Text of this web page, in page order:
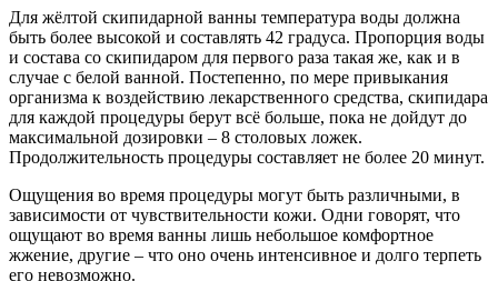
Для жёлтой скипидарной ванны температура воды должна
быть более высокой и составлять 42 градуса. Пропорция воды
и состава со скипидаром для первого раза такая же, как и в
случае с белой ванной. Постепенно, по мере привыкания
организма к воздействию лекарственного средства, скипидара
для каждой процедуры берут всё больше, пока не дойдут до
максимальной дозировки – 8 столовых ложек.
Продолжительность процедуры составляет не более 20 минут.
Ощущения во время процедуры могут быть различными, в
зависимости от чувствительности кожи. Одни говорят, что
ощущают во время ванны лишь небольшое комфортное
жжение, другие – что оно очень интенсивное и долго терпеть
его невозможно.